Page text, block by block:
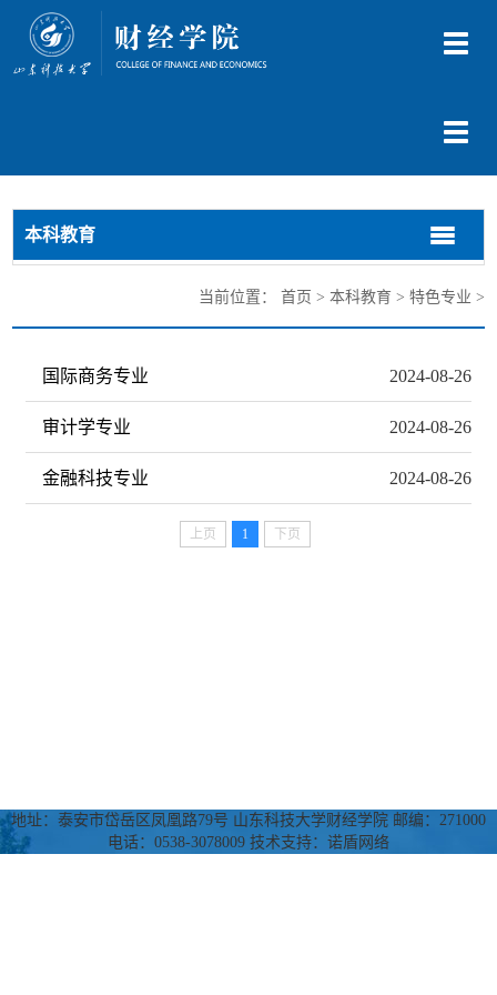
切
切
导
本科教育
切
换
航
切
换
航
当前位置： 首页 > 本科教育> 特色专业 >
国际商务专业 2024-08-26
审计学专业 2024-08-26
金融科技专业 2024-08-26
上页 1 下页
地址：泰安市岱岳区凤凰路79号 山东科技大学财经学院 邮编：271000
电话：0538-3078009 技术支持：诺盾网络